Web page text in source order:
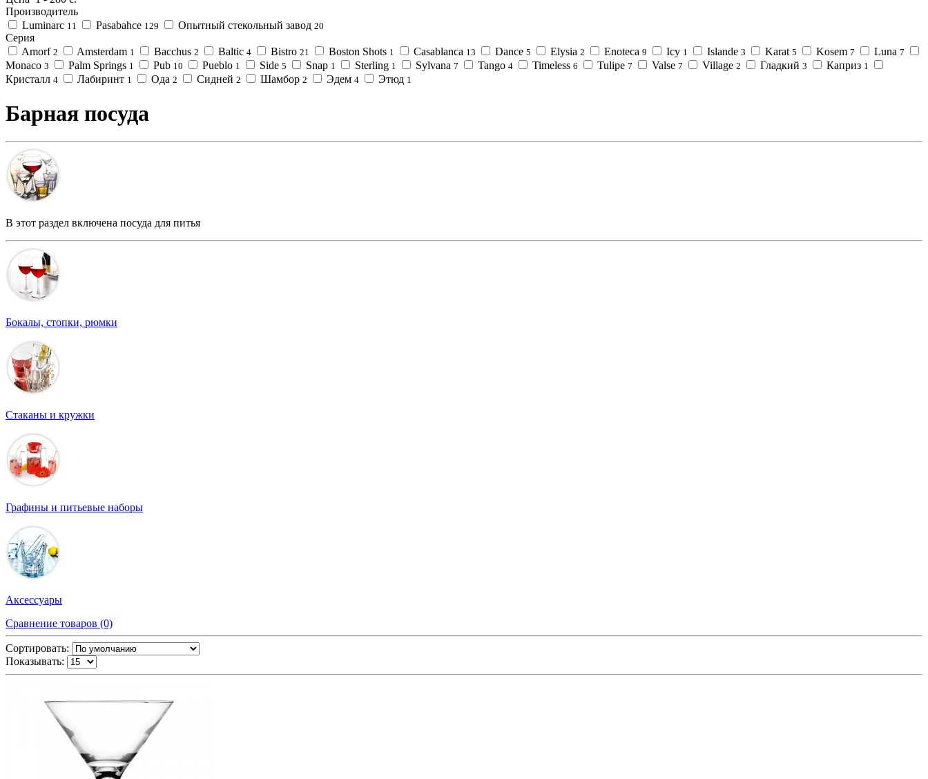
Производитель
Luminarc 11 Pasabahce 129 Опытный стекольный завод 20
Серия
Amorf 2 Amsterdam 1 Bacchus 2 Baltic 4 Bistro 21 Boston Shots 1 Casablanca 13 Dance 5 Elysia 2 Enoteca 9 Icy 1 Islande 3 Karat 5 Kosem 7 Luna 7
Monaco 3 Palm Springs 1 Pub 10 Pueblo 1 Side 5 Snap 1 Sterling 1 Sylvana 7 Tango 4 Timeless 6 Tulipe 7 Valse 7 Village 2 Гладкий 3 Каприз 1
Кристалл 4 Лабиринт 1 Ода 2 Сидней 2 Шамбор 2 Эдем 4 Этюд 1
Барная посуда
В этот раздел включена посуда для питья
Бокалы, стопки, рюмки
Стаканы и кружки
Графины и питьевые наборы
Аксессуары
Сравнение товаров (0)
Сортировать:
Показывать: